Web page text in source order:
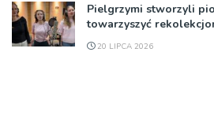
Pielgrzymi stworzyli
towarzyszyć
20 LIPCA 2026